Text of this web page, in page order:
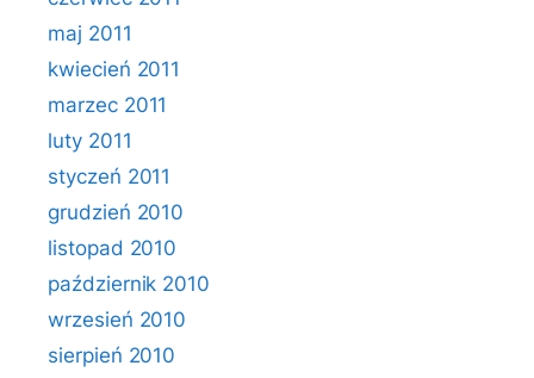
maj 2011
kwiecień 2011
marzec 2011
luty 2011
styczeń 2011
grudzień 2010
listopad 2010
październik 2010
wrzesień 2010
sierpień 2010